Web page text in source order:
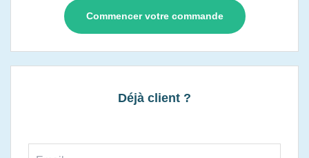
Commencer votre commande
Déjà client ?